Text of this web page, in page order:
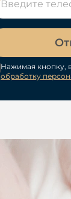
Нажимая кнопку,
обработку